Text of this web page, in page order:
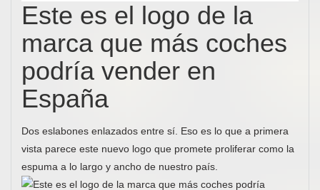
Este es el logo de la
marca que más coches
podría vender en
España
Dos eslabones enlazados entre sí. Eso es lo que a primera
vista parece este nuevo logo que promete proliferar como la
espuma a lo largo y ancho de nuestro país.